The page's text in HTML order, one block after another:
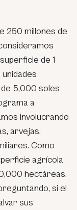
250 millones de
de 1
5,000 soles
a
involucrando
arvejas,
Como
agrícola
hectáreas.
si el
sus